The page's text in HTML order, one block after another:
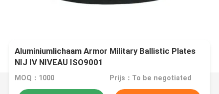
Aluminiumlichaam Armor Military Ballistic Plates
NIJ IV NIVEAU ISO9001
MOQ：1000 Prijs：To be negotiated